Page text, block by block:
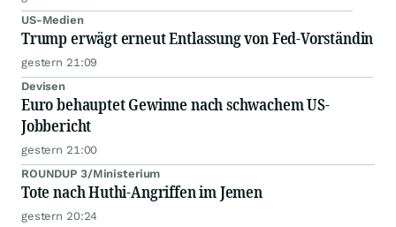
US-Medien
Trump erwägt erneut Entlassung von Fed-Vorständin
gestern 21:09
Devisen
Euro behauptet Gewinne nach schwachem US-
Jobbericht
gestern 21:00
ROUNDUP 3/Ministerium
Tote nach Huthi-Angriffen im Jemen
gestern 20:24